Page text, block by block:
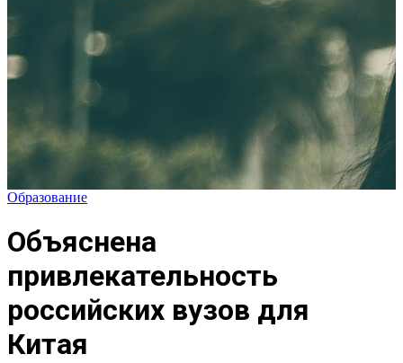
Образование
Объяснена
привлекательность
российских вузов для
Китая